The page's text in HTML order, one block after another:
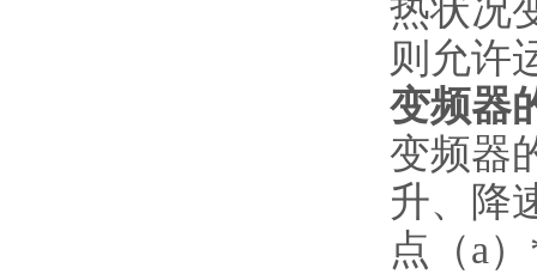
热状况
则允许
变频器
变频器
升、降
点 （a